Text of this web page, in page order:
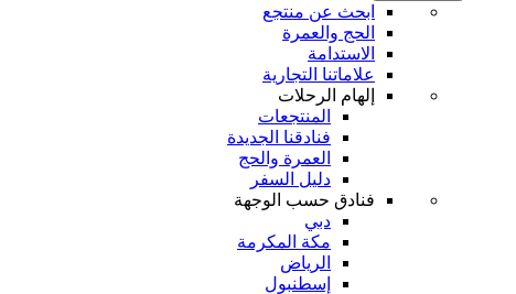
ابحث عن منتجع
الحج والعمرة
الاستدامة
علاماتنا التجارية
إلهام الرحلات
المنتجعات
فنادقنا الجديدة
العمرة والحج
دليل السفر
فنادق حسب الوجهة
دبي
مكة المكرمة
الرياض
إسطنبول